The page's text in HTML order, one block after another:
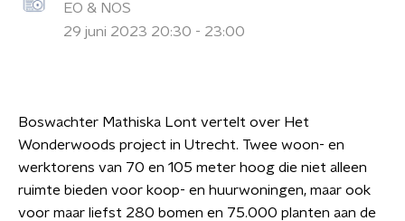
EO & NOS
29 juni 2023 20:30 - 23:00
Boswachter Mathiska Lont vertelt over Het
Wonderwoods project in Utrecht. Twee woon- en
werktorens van 70 en 105 meter hoog die niet alleen
ruimte bieden voor koop- en huurwoningen, maar ook
voor maar liefst 280 bomen en 75.000 planten aan de